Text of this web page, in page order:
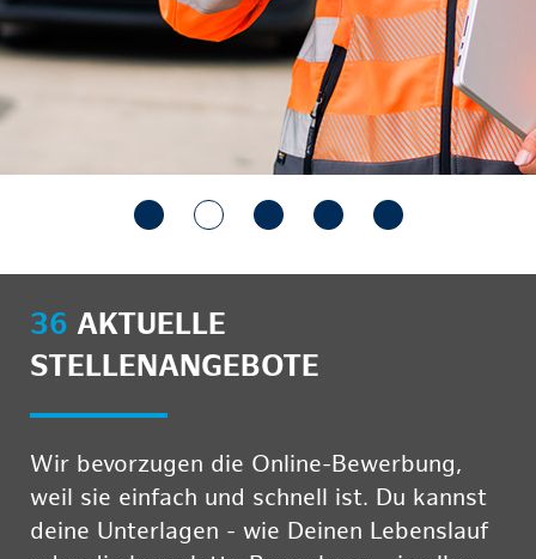
36 AKTUELLE
STELLENANGEBOTE
Wir bevorzugen die Online-Bewerbung,
weil sie einfach und schnell ist. Du kannst
deine Unterlagen - wie Deinen Lebenslauf